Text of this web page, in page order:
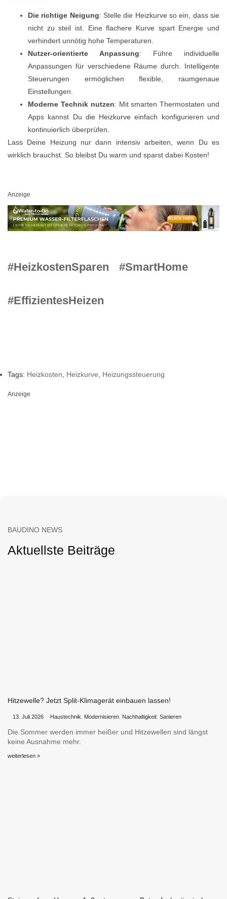
Die richtige Neigung: Stelle die Heizkurve so ein, dass sie
nicht zu steil ist. Eine flachere Kurve spart Energie und
verhindert unnötig hohe Temperaturen.
Nutzer-orientierte Anpassung: Führe individuelle
Anpassungen für verschiedene Räume durch. Intelligente
Steuerungen ermöglichen flexible, raumgenaue
Einstellungen.
Moderne Technik nutzen: Mit smarten Thermostaten und
Apps kannst Du die Heizkurve einfach konfigurieren und
kontinuierlich überprüfen.
Lass Deine Heizung nur dann intensiv arbeiten, wenn Du es
wirklich brauchst. So bleibst Du warm und sparst dabei Kosten!
Anzeige
#HeizkostenSparen #SmartHome
#EffizientesHeizen
Tags: Heizkosten, Heizkurve, Heizungssteuerung
Anzeige
BAUDINO NEWS
Aktuellste Beiträge
Hitzewelle? Jetzt Split-Klimagerät einbauen lassen!
13. Juli 2026 Haustechnik Modernisieren Nachhaltigkeit Sanieren
Die Sommer werden immer heißer und Hitzewellen sind längst
keine Ausnahme mehr.
weiterlesen »